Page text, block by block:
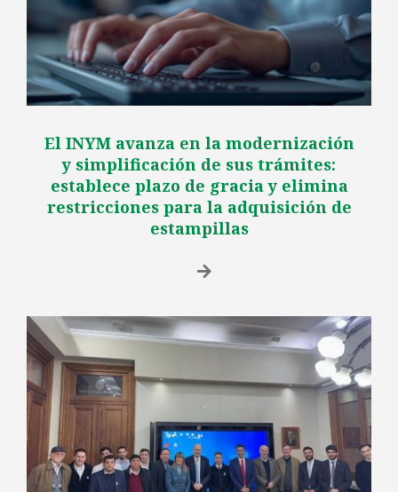
El INYM avanza en la modernización
y simplificación de sus trámites:
establece plazo de gracia y elimina
restricciones para la adquisición de
estampillas